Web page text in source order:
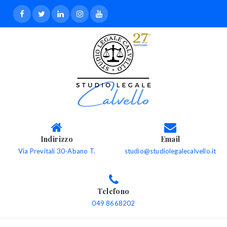
Indirizzo
Via Previtali 30-Abano T.
Email
studio@studiolegalecalvello.it
Telefono
049 8668202